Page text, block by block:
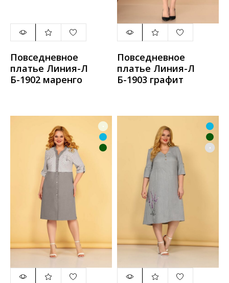
Повседневное
платье Линия-Л
Б-1902 маренго
Повседневное
платье Линия-Л
Б-1903 графит